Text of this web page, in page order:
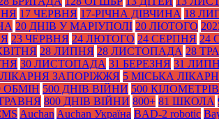
17 ЧЕРВНЯ 17-РІЧНА ДІВЧИНА 18
20 ДНІВ У МАРІУПОЛІ 20 ЛЮТОГО
23 ЧЕРВНЯ 24 ЛЮТОГО 24 СЕРПНЯ 24
28 ЛИПНЯ 28 ЛИСТОПАДА 28
30 ЛИСТОПАДА 31 БЕРЕЗНЯ 31
ЛІКАРНЯ ЗАПОРІЖЖЯ 5 МІСЬКА
ОБМІН 500 ДНІВ ВІЙНИ 500 КІЛОМЕТРІВ
800 ДНІВ ВІЙНИ 800+ 81 ШКОЛА
Auchan Auchan Україна BAD-2 robotic